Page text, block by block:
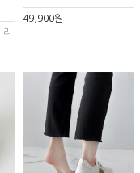
리
49,900원